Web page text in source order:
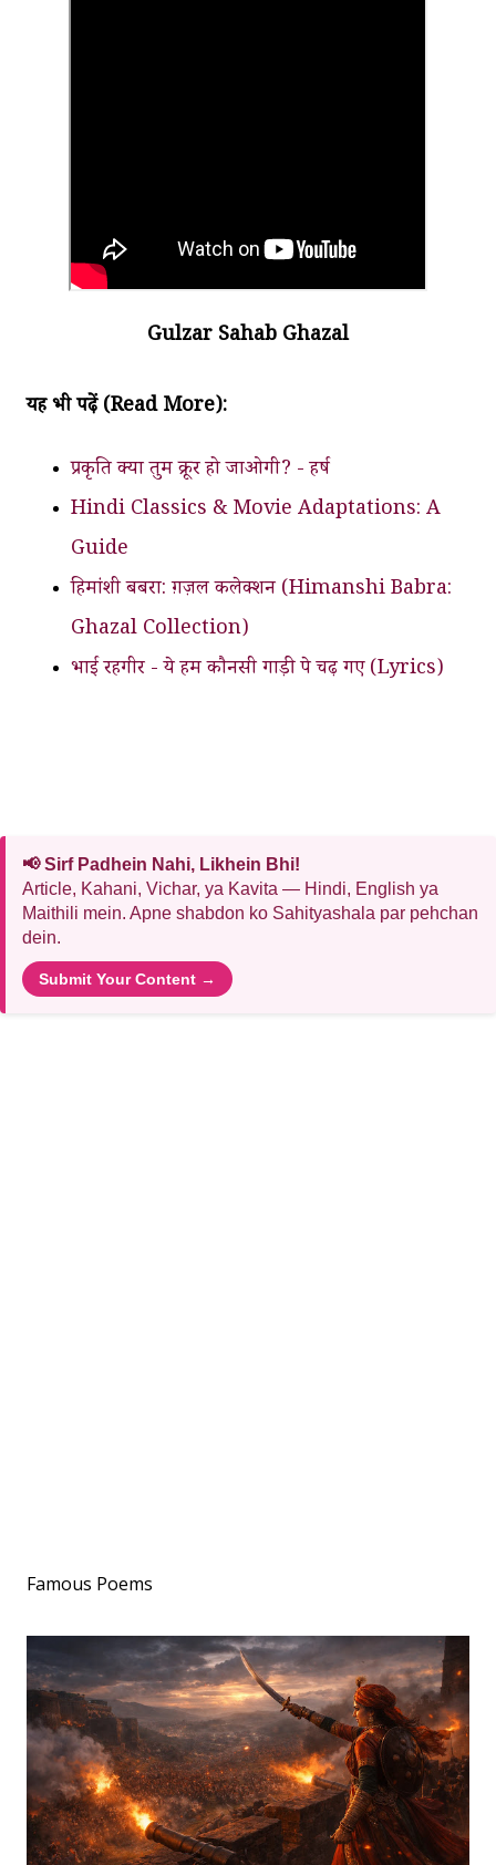
Gulzar Sahab Ghazal
यह भी पढ़ें (Read More):
प्रकृति क्या तुम क्रूर हो जाओगी? - हर्ष
Hindi Classics & Movie Adaptations: A
Guide
हिमांंशी बबरा: ग़ज़ल कलेक्शन (Himanshi Babra:
Ghazal Collection)
भाई रहगीर - ये हम कौनसी गाड़ी पे चढ़ गए (Lyrics)
📢 Sirf Padhein Nahi, Likhein Bhi!
Article, Kahani, Vichar, ya Kavita — Hindi, English ya
Maithili mein. Apne shabdon ko Sahityashala par pehchan
dein.
Submit Your Content →
Famous Poems